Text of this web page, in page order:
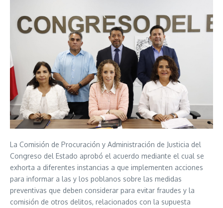
La Comisión de Procuración y Administración de Justicia del
Congreso del Estado aprobó el acuerdo mediante el cual se
exhorta a diferentes instancias a que implementen acciones
para informar a las y los poblanos sobre las medidas
preventivas que deben considerar para evitar fraudes y la
comisión de otros delitos, relacionados con la supuesta